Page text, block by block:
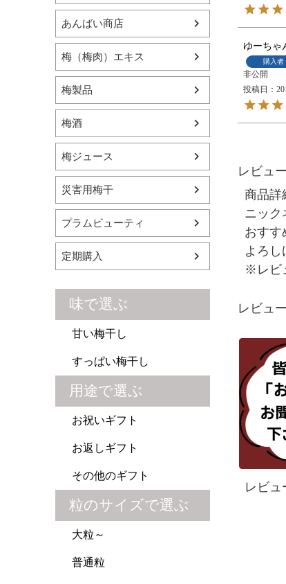
あんばい商店
梅（梅肉）エキス
梅製品
梅酒
梅ジュース
災害用梅干
プラムビューティ
定期購入
味で選ぶ
甘い梅干し
すっぱい梅干し
用途で選ぶ
お祝いギフト
お返しギフト
その他のギフト
粒のサイズで選ぶ
大粒～
普通粒
ゆーちゃ
購入者
非公開
投稿日
レビュ
商品詳
ニック
おすす
よろし
※レビ
レビュ
レビュ